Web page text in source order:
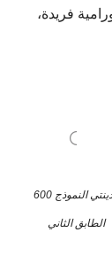
فريدة،
مدينتي النموذج 600
الطابق الثاني